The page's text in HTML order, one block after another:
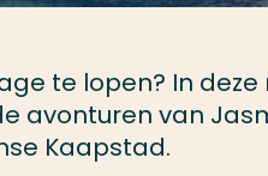
te lopen? In
avonturen van
Kaapstad.